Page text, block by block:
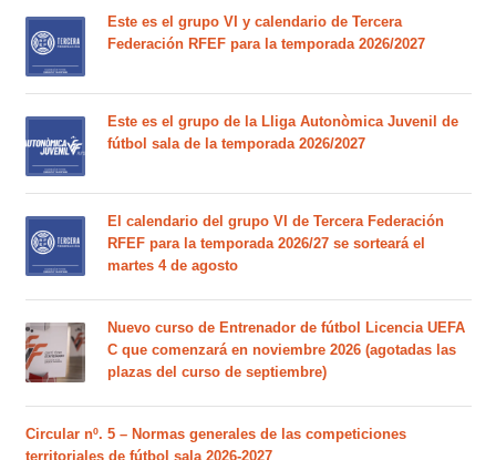
Este es el grupo VI y calendario de Tercera
Federación RFEF para la temporada 2026/2027
Este es el grupo de la Lliga Autonòmica Juvenil de
fútbol sala de la temporada 2026/2027
El calendario del grupo VI de Tercera Federación
RFEF para la temporada 2026/27 se sorteará el
martes 4 de agosto
Nuevo curso de Entrenador de fútbol Licencia UEFA
C que comenzará en noviembre 2026 (agotadas las
plazas del curso de septiembre)
Circular nº. 5 – Normas generales de las competiciones
territoriales de fútbol sala 2026-2027